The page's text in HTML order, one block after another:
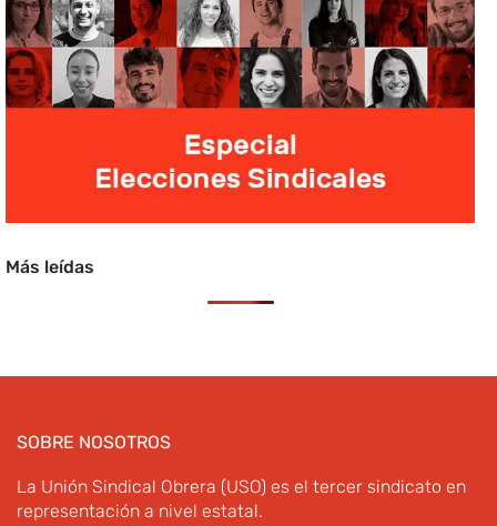
Más leídas
SOBRE NOSOTROS
La Unión Sindical Obrera (USO) es el tercer sindicato en
representación a nivel estatal.